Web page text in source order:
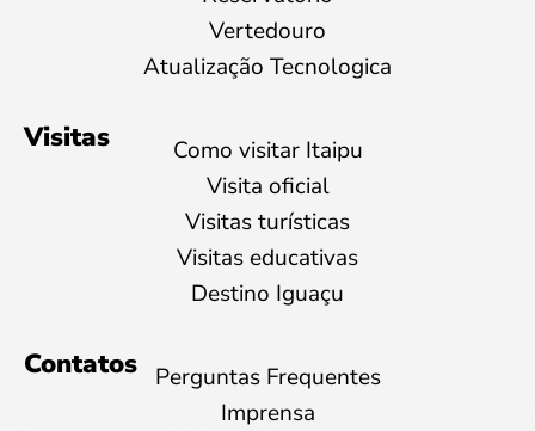
Vertedouro
Atualização Tecnologica
Visitas
Como visitar Itaipu
Visita oficial
Visitas turísticas
Visitas educativas
Destino Iguaçu
Contatos
Perguntas Frequentes
Imprensa